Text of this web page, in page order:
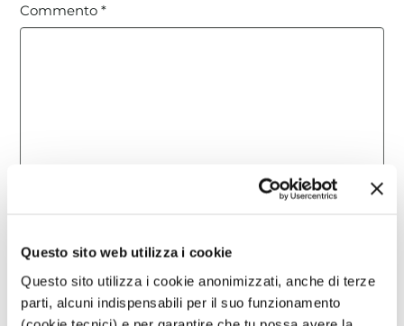
Questo sito web utilizza i cookie
Questo sito utilizza i cookie anonimizzati, anche di terze
parti, alcuni indispensabili per il suo funzionamento
Commento*
Email*